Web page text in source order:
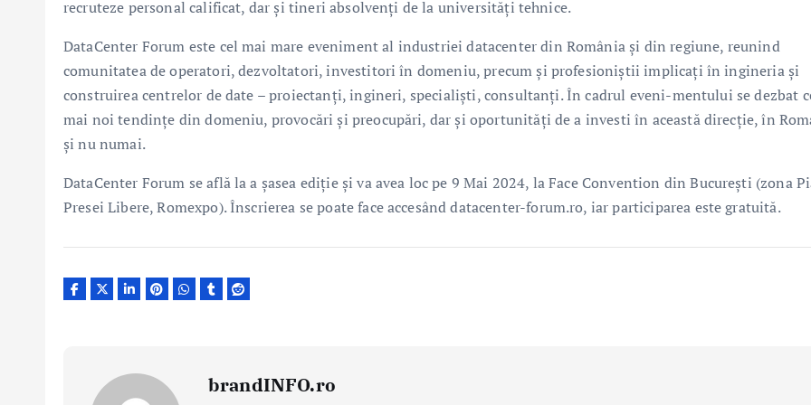
recruteze personal calificat, dar și tineri absolvenți de la universități tehnice.
DataCenter Forum este cel mai mare eveniment al industriei datacenter din România și din regiune, reunind
comunitatea de operatori, dezvoltatori, investitori în domeniu, precum și profesioniștii implicați în ingineria și
construirea centrelor de date – proiectanți, ingineri, specialiști, consultanți. În cadrul eveni-mentului se dezbat
mai noi tendințe din domeniu, provocări și preocupări, dar și oportunități de a investi în această direcție, în
și nu numai.
DataCenter Forum se află la a șasea ediție și va avea loc pe 9 Mai 2024, la Face Convention din București (zona
Presei Libere, Romexpo). Înscrierea se poate face accesând datacenter-forum.ro, iar participarea este gratuită.
brandINFO.ro